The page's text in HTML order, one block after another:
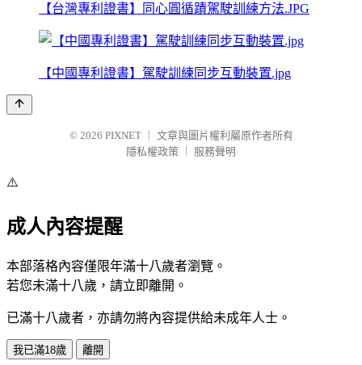
【台灣專利證書】同心圓循蹟駕駛訓練方法.JPG
【中國專利證書】駕駛訓練同步互動裝置.jpg
© 2026 PIXNET
文章與圖片權利屬原作者所有
隱私權政策
服務聲明
⚠️
成人內容提醒
本部落格內容僅限年滿十八歲者瀏覽。
若您未滿十八歲，請立即離開。
已滿十八歲者，亦請勿將內容提供給未成年人士。
我已滿18歲 離開